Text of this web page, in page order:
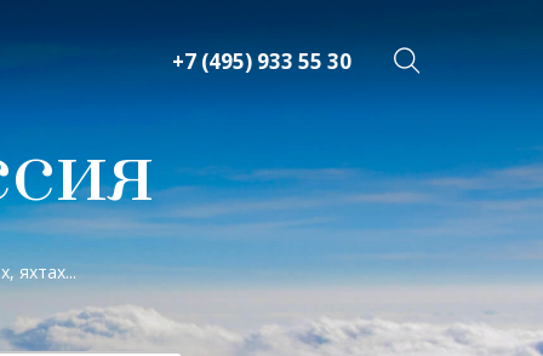
+7 (495) 933 55 30
яхтах...